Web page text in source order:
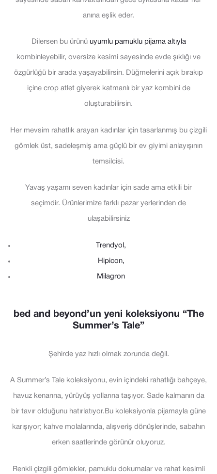
anına eşlik eder.
Dilersen bu ürünü uyumlu pamuklu pijama altıyla
kombinleyebilir, oversize kesimi sayesinde evde şıklığı ve
özgürlüğü bir arada yaşayabilirsin. Düğmelerini açık bırakıp
içine crop atlet giyerek katmanlı bir yaz kombini de
oluşturabilirsin.
Her mevsim rahatlık arayan kadınlar için tasarlanmış bu çizgili
gömlek üst, sadeleşmiş ama güçlü bir ev giyimi anlayışının
temsilcisi.
Yavaş yaşamı seven kadınlar için sade ama etkili bir
seçimdir. Ürünlerimize farklı pazar yerlerinden de
ulaşabilirsiniz
Trendyol,
Hipicon,
Milagron
bed and beyond’un yeni koleksiyonu “The
Summer’s Tale”
Şehirde yaz hızlı olmak zorunda değil.
A Summer’s Tale koleksiyonu, evin içindeki rahatlığı bahçeye,
havuz kenarına, yürüyüş yollarına taşıyor. Sade kalmanın da
bir tavır olduğunu hatırlatıyor.Bu koleksiyonla pijamayla güne
karışıyor; kahve molalarında, alışveriş dönüşlerinde, sabahın
erken saatlerinde görünür oluyoruz.
Renkli çizgili gömlekler, pamuklu dokumalar ve rahat kesimli